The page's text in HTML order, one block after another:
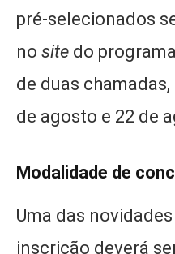
pré-selecionados
no site do
de duas
de agosto e 22 de
Modalidade de
Uma das
inscrição deverá